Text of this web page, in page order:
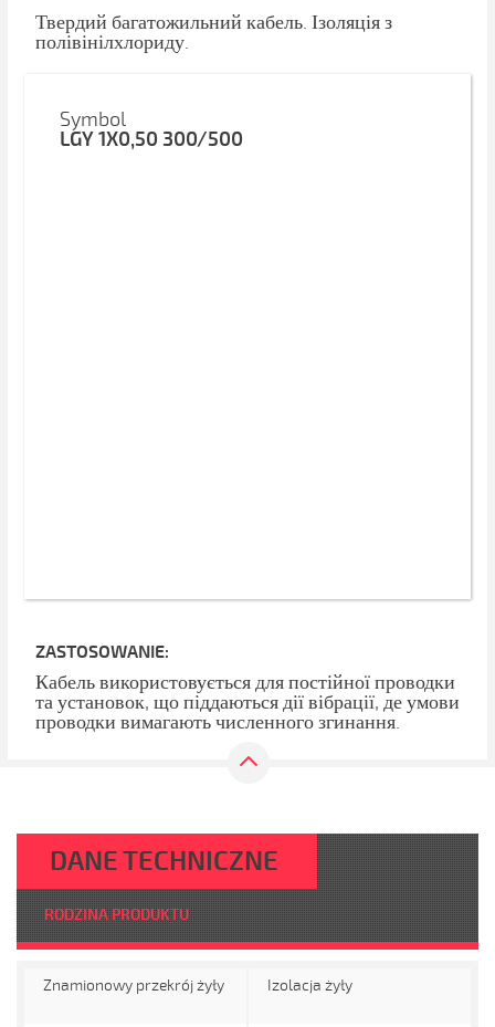
Твердий багатожильний кабель. Ізоляція ​​з
полівінілхлориду.
Symbol
LGY 1X0,50 300/500
ZASTOSOWANIE:
Кабель використовується для постійної проводки
та установок, що піддаються дії вібрації, де умови
проводки вимагають численного згинання.
DANE TECHNICZNE
RODZINA PRODUKTU
Znamionowy przekrój żyły Izolacja żyły